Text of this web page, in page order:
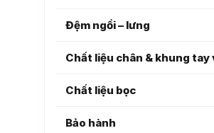
Đệm ngồi – lưng
Chất liệu chân & khung tay
Chất liệu bọc
Bảo hành